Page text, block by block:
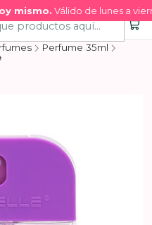
mismo.Válido de lunes a
Perfume 35ml